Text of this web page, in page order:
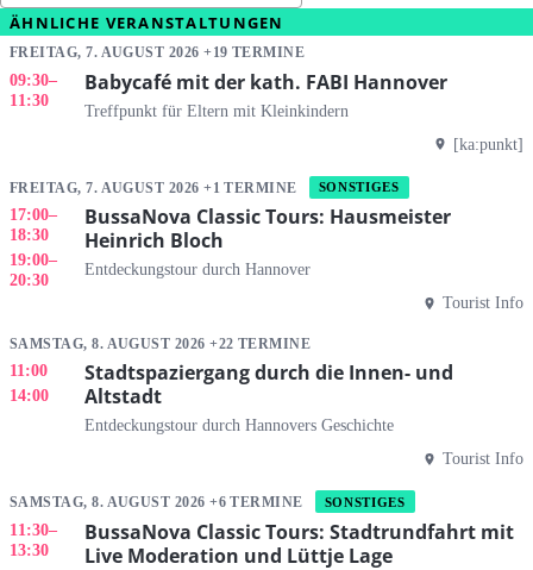
ÄHNLICHE VERANSTALTUNGEN
FREITAG, 7. AUGUST 2026 +19 TERMINE
09:30–
11:30
Babycafé mit der kath. FABI Hannover
Treffpunkt für Eltern mit Kleinkindern
[ka:punkt]
FREITAG, 7. AUGUST 2026 +1 TERMINE SONSTIGES
17:00–
18:30
19:00–
20:30
BussaNova Classic Tours: Hausmeister
Heinrich Bloch
Entdeckungstour durch Hannover
Tourist Info
SAMSTAG, 8. AUGUST 2026 +22 TERMINE
11:00
14:00
Stadtspaziergang durch die Innen- und
Altstadt
Entdeckungstour durch Hannovers Geschichte
Tourist Info
SAMSTAG, 8. AUGUST 2026 +6 TERMINE SONSTIGES
11:30–
13:30
BussaNova Classic Tours: Stadtrundfahrt mit
Live Moderation und Lüttje Lage